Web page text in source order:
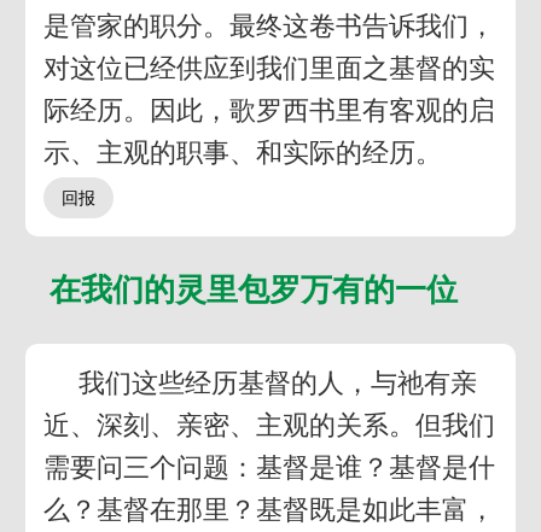
是管家的职分。最终这卷书告诉我们，
对这位已经供应到我们里面之基督的实
际经历。因此，歌罗西书里有客观的启
示、主观的职事、和实际的经历。
在我们的灵里包罗万有的一位
我们这些经历基督的人，与祂有亲
近、深刻、亲密、主观的关系。但我们
需要问三个问题：基督是谁？基督是什
么？基督在那里？基督既是如此丰富，